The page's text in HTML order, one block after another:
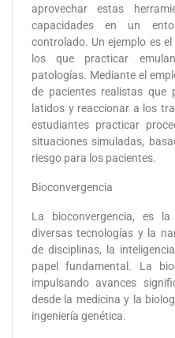
aprovechar estas
capacidades en un
controlado. Un ejemplo es
los que practicar
patologías. Mediante el
de pacientes realistas que
latidos y reaccionar a los
estudiantes practicar
situaciones simuladas,
riesgo para los pacientes.
Bioconvergencia
La bioconvergencia, es
diversas tecnologías y la
de disciplinas, la
papel fundamental. La
impulsando avances
desde la medicina y la
ingeniería genética.